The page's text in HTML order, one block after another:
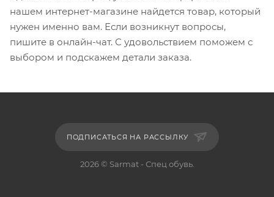
нашем интернет-магазине найдется товар, который
нужен именно вам. Если возникнут вопросы,
пишите в онлайн-чат. С удовольствием поможем с
выбором и подскажем детали заказа.
ПОДПИСАТЬСЯ НА РАССЫЛКУ
2026 © Sarmat - Спец обувь.